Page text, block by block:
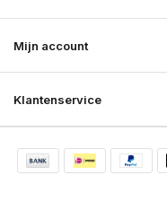
Klantenservice
Mijn account